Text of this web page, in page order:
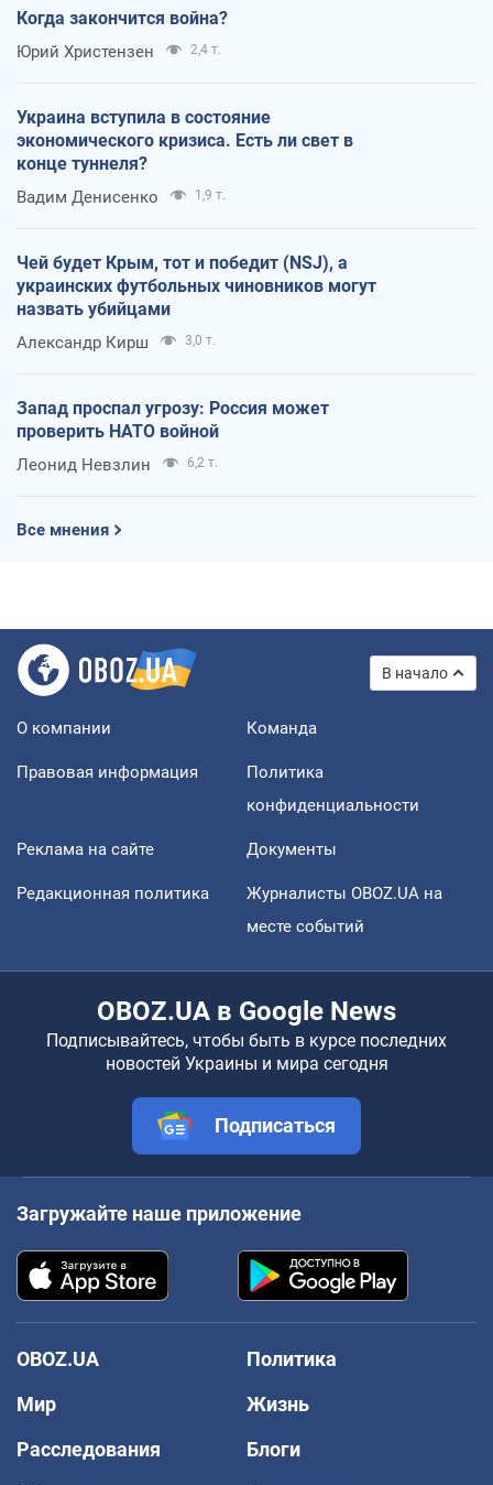
Когда закончится война?
Юрий Христензен 2,4 т.
Украина вступила в состояние
экономического кризиса. Есть ли свет в
конце туннеля?
Вадим Денисенко 1,9 т.
Чей будет Крым, тот и победит (NSJ), а
украинских футбольных чиновников могут
назвать убийцами
Александр Кирш 3,0 т.
Запад проспал угрозу: Россия может
проверить НАТО войной
Леонид Невзлин 6,2 т.
Все мнения
В начало
О компании Команда
Правовая информация
Политика
конфиденциальности
Реклама на сайте Документы
Редакционная политика
Журналисты OBOZ.UA на
месте событий
OBOZ.UA в Google News
Подписывайтесь, чтобы быть в курсе последних
новостей Украины и мира сегодня
Подписаться
Загружайте наше приложение
OBOZ.UA
Политика
Мир
Жизнь
Расследования
Блоги